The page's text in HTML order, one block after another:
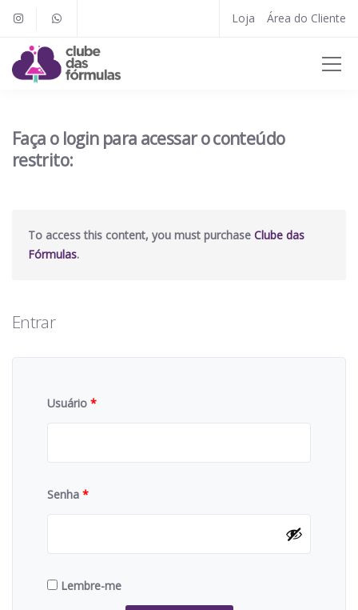
Loja Área do Cliente
Faça o login para acessar o conteúdo
restrito:
To access this content, you must purchase Clube das
Fórmulas.
Entrar
Usuário *
Senha *
Lembre-me